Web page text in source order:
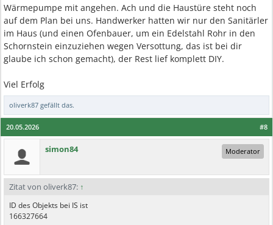
Wärmepumpe mit angehen. Ach und die Haustüre steht noch
auf dem Plan bei uns. Handwerker hatten wir nur den Sanitärler
im Haus (und einen Ofenbauer, um ein Edelstahl Rohr in den
Schornstein einzuziehen wegen Versottung, das ist bei dir
glaube ich schon gemacht), der Rest lief komplett DIY.
Viel Erfolg
oliverk87 gefällt das.
#8
20.05.2026
simon84 Moderator
Zitat von oliverk87: ↑
ID des Objekts bei IS ist
166327664